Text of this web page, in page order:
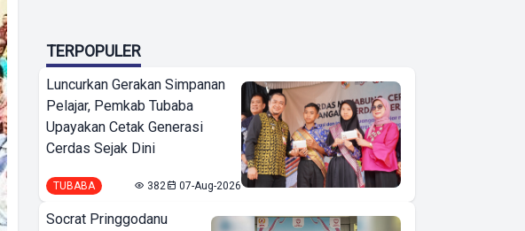
TERPOPULER
Luncurkan Gerakan Simpanan
Pelajar, Pemkab Tubaba
Upayakan Cetak Generasi
Cerdas Sejak Dini
TUBABA 382 07-Aug-2026
Socrat Pringgodanu